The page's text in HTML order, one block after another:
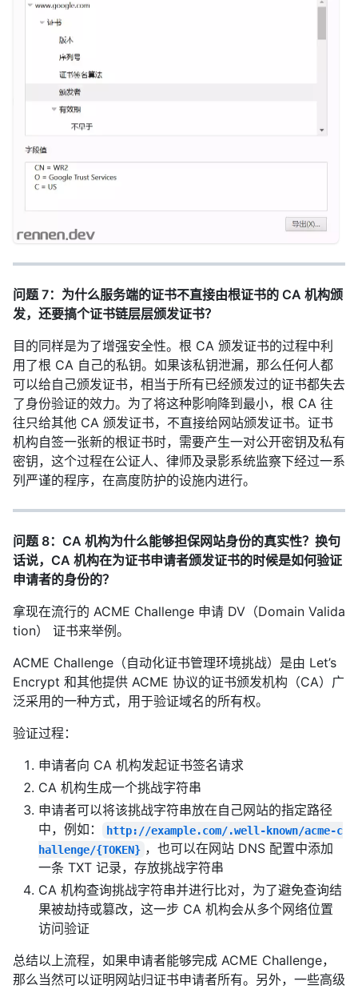
问题 7：为什么服务端的证书不直接由根证书的 CA 机构颁
发，还要搞个证书链层层颁发证书？
目的同样是为了增强安全性。根 CA 颁发证书的过程中利
用了根 CA 自己的私钥。如果该私钥泄漏，那么任何人都
可以给自己颁发证书，相当于所有已经颁发过的证书都失去
了身份验证的效力。为了将这种影响降到最小，根 CA 往
往只给其他 CA 颁发证书，不直接给网站颁发证书。证书
机构自签一张新的根证书时，需要产生一对公开密钥及私有
密钥，这个过程在公证人、律师及录影系统监察下经过一系
列严谨的程序，在高度防护的设施内进行。
问题 8：CA 机构为什么能够担保网站身份的真实性？换句
话说，CA 机构在为证书申请者颁发证书的时候是如何验证
申请者的身份的？
拿现在流行的 ACME Challenge 申请 DV（Domain Valida
tion） 证书来举例。
ACME Challenge（自动化证书管理环境挑战）是由 Let’s
Encrypt 和其他提供 ACME 协议的证书颁发机构（CA）广
泛采用的一种方式，用于验证域名的所有权。
验证过程：
申请者向 CA 机构发起证书签名请求
CA 机构生成一个挑战字符串
申请者可以将该挑战字符串放在自己网站的指定路径
中，例如：
http://example.com/.well-known/acme-c
hallenge/{TOKEN} ，也可以在网站 DNS 配置中添加
一条 TXT 记录，存放挑战字符串
CA 机构查询挑战字符串并进行比对，为了避免查询结
果被劫持或篡改，这一步 CA 机构会从多个网络位置
访问验证
总结以上流程，如果申请者能够完成 ACME Challenge，
那么当然可以证明网站归证书申请者所有。另外，一些高级